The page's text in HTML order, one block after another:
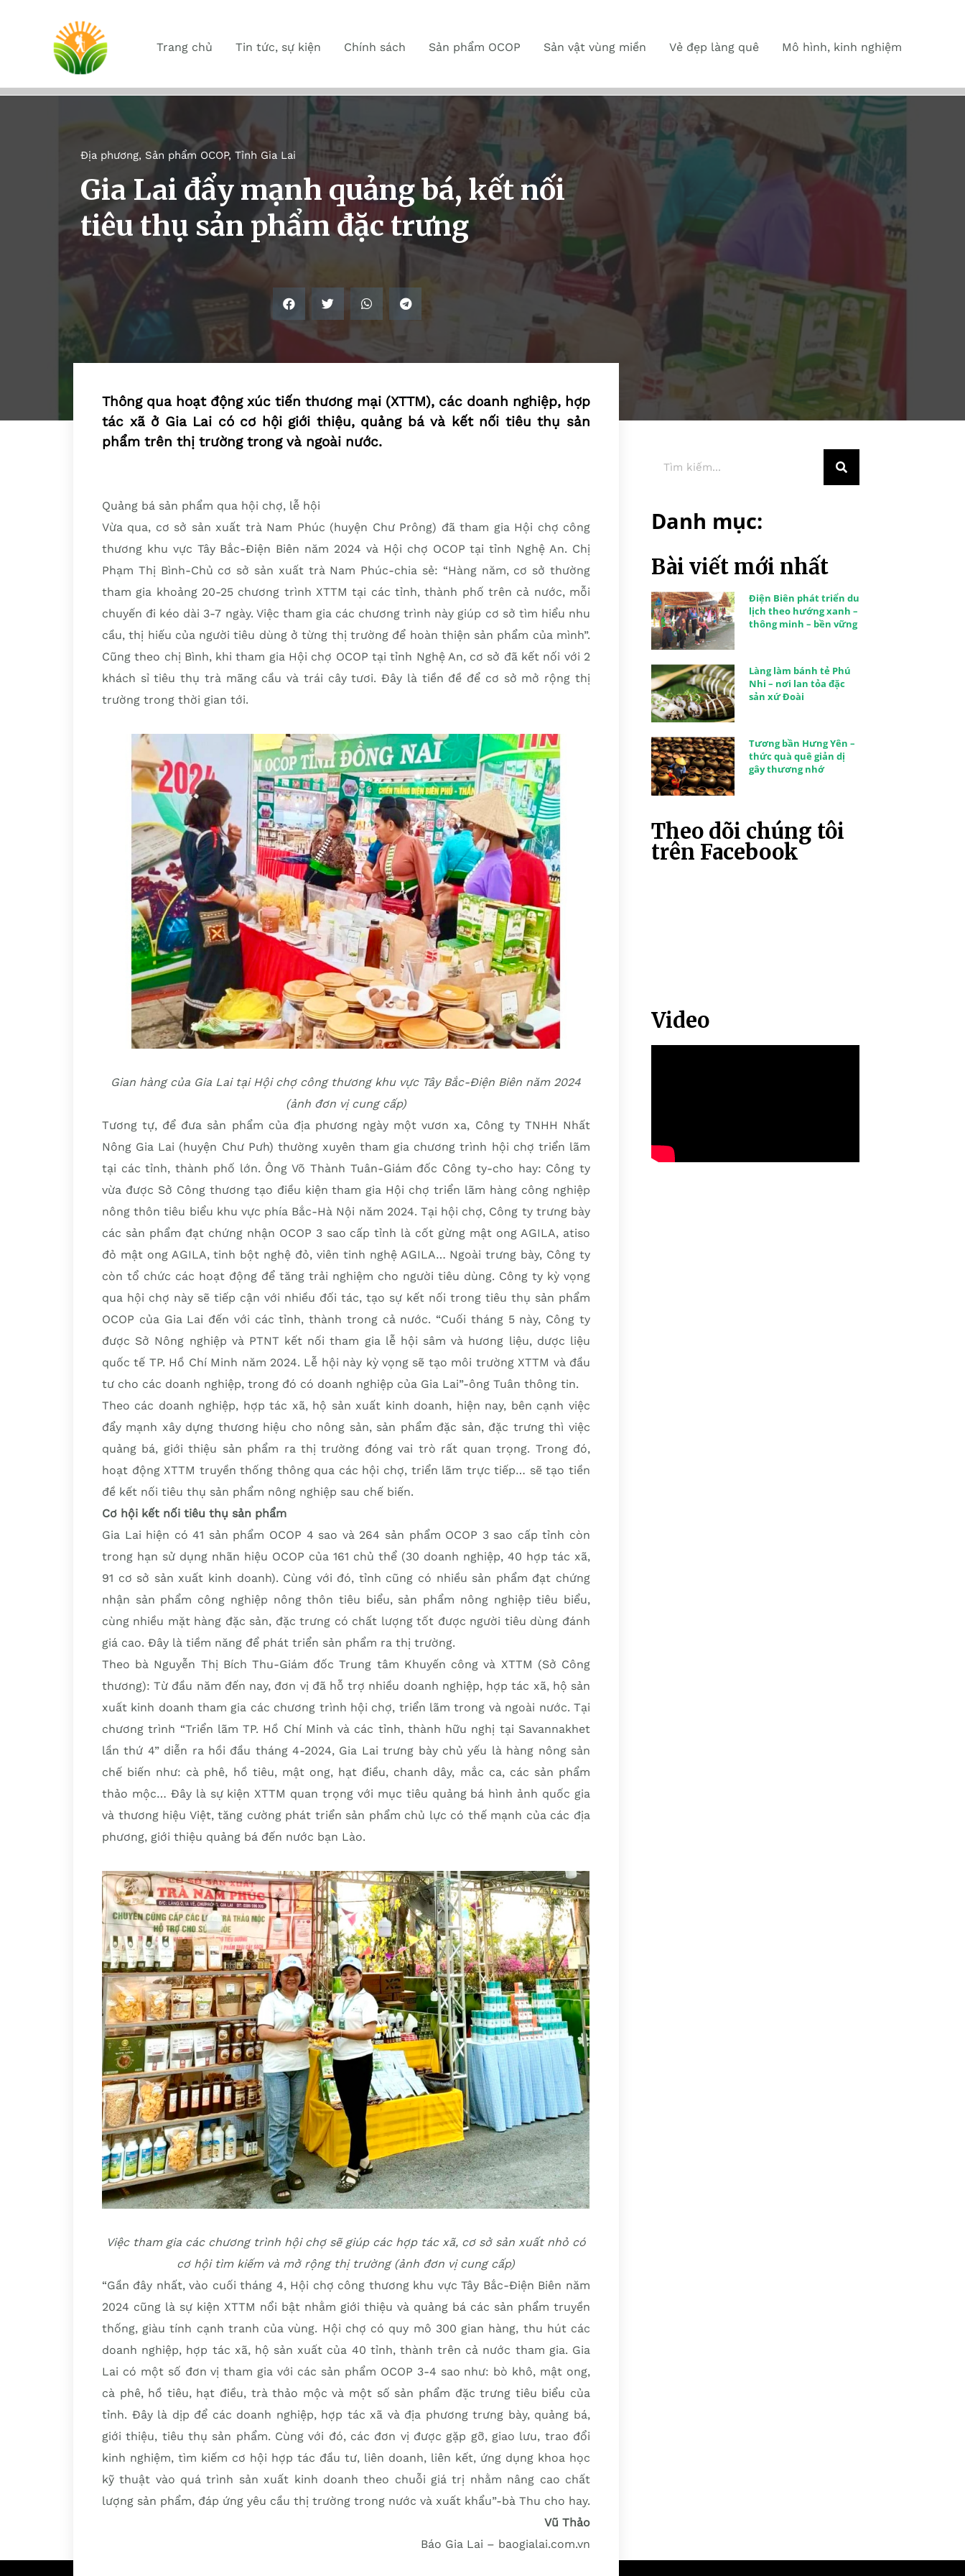
Trang chủ Tin tức, sự kiện Chính sách Sản phẩm OCOP Sản vật vùng miền Vẻ đẹp làng quê Mô hình, kinh nghiệm
Địa phương, Sản phẩm OCOP, Tỉnh Gia Lai
Gia Lai đẩy mạnh quảng bá, kết nối
tiêu thụ sản phẩm đặc trưng
Thông qua hoạt động xúc tiến thương mại (XTTM), các doanh nghiệp, hợp
tác xã ở Gia Lai có cơ hội giới thiệu, quảng bá và kết nối tiêu thụ sản
phẩm trên thị trường trong và ngoài nước.
Quảng bá sản phẩm qua hội chợ, lễ hội
Vừa qua, cơ sở sản xuất trà Nam Phúc (huyện Chư Prông) đã tham gia Hội chợ công
thương khu vực Tây Bắc-Điện Biên năm 2024 và Hội chợ OCOP tại tỉnh Nghệ An. Chị
Phạm Thị Bình-Chủ cơ sở sản xuất trà Nam Phúc-chia sẻ: “Hàng năm, cơ sở thường
tham gia khoảng 20-25 chương trình XTTM tại các tỉnh, thành phố trên cả nước, mỗi
chuyến đi kéo dài 3-7 ngày. Việc tham gia các chương trình này giúp cơ sở tìm hiểu nhu
cầu, thị hiếu của người tiêu dùng ở từng thị trường để hoàn thiện sản phẩm của mình”.
Cũng theo chị Bình, khi tham gia Hội chợ OCOP tại tỉnh Nghệ An, cơ sở đã kết nối với 2
khách sỉ tiêu thụ trà mãng cầu và trái cây tươi. Đây là tiền đề để cơ sở mở rộng thị
trường trong thời gian tới.
Gian hàng của Gia Lai tại Hội chợ công thương khu vực Tây Bắc-Điện Biên năm 2024
(ảnh đơn vị cung cấp)
Tương tự, để đưa sản phẩm của địa phương ngày một vươn xa, Công ty TNHH Nhất
Nông Gia Lai (huyện Chư Pưh) thường xuyên tham gia chương trình hội chợ triển lãm
tại các tỉnh, thành phố lớn. Ông Võ Thành Tuân-Giám đốc Công ty-cho hay: Công ty
vừa được Sở Công thương tạo điều kiện tham gia Hội chợ triển lãm hàng công nghiệp
nông thôn tiêu biểu khu vực phía Bắc-Hà Nội năm 2024. Tại hội chợ, Công ty trưng bày
các sản phẩm đạt chứng nhận OCOP 3 sao cấp tỉnh là cốt gừng mật ong AGILA, atiso
đỏ mật ong AGILA, tinh bột nghệ đỏ, viên tinh nghệ AGILA… Ngoài trưng bày, Công ty
còn tổ chức các hoạt động để tăng trải nghiệm cho người tiêu dùng. Công ty kỳ vọng
qua hội chợ này sẽ tiếp cận với nhiều đối tác, tạo sự kết nối trong tiêu thụ sản phẩm
OCOP của Gia Lai đến với các tỉnh, thành trong cả nước. “Cuối tháng 5 này, Công ty
được Sở Nông nghiệp và PTNT kết nối tham gia lễ hội sâm và hương liệu, dược liệu
quốc tế TP. Hồ Chí Minh năm 2024. Lễ hội này kỳ vọng sẽ tạo môi trường XTTM và đầu
tư cho các doanh nghiệp, trong đó có doanh nghiệp của Gia Lai”-ông Tuân thông tin.
Theo các doanh nghiệp, hợp tác xã, hộ sản xuất kinh doanh, hiện nay, bên cạnh việc
đẩy mạnh xây dựng thương hiệu cho nông sản, sản phẩm đặc sản, đặc trưng thì việc
quảng bá, giới thiệu sản phẩm ra thị trường đóng vai trò rất quan trọng. Trong đó,
hoạt động XTTM truyền thống thông qua các hội chợ, triển lãm trực tiếp… sẽ tạo tiền
đề kết nối tiêu thụ sản phẩm nông nghiệp sau chế biến.
Cơ hội kết nối tiêu thụ sản phẩm
Gia Lai hiện có 41 sản phẩm OCOP 4 sao và 264 sản phẩm OCOP 3 sao cấp tỉnh còn
trong hạn sử dụng nhãn hiệu OCOP của 161 chủ thể (30 doanh nghiệp, 40 hợp tác xã,
91 cơ sở sản xuất kinh doanh). Cùng với đó, tỉnh cũng có nhiều sản phẩm đạt chứng
nhận sản phẩm công nghiệp nông thôn tiêu biểu, sản phẩm nông nghiệp tiêu biểu,
cùng nhiều mặt hàng đặc sản, đặc trưng có chất lượng tốt được người tiêu dùng đánh
giá cao. Đây là tiềm năng để phát triển sản phẩm ra thị trường.
Theo bà Nguyễn Thị Bích Thu-Giám đốc Trung tâm Khuyến công và XTTM (Sở Công
thương): Từ đầu năm đến nay, đơn vị đã hỗ trợ nhiều doanh nghiệp, hợp tác xã, hộ sản
xuất kinh doanh tham gia các chương trình hội chợ, triển lãm trong và ngoài nước. Tại
chương trình “Triển lãm TP. Hồ Chí Minh và các tỉnh, thành hữu nghị tại Savannakhet
lần thứ 4” diễn ra hồi đầu tháng 4-2024, Gia Lai trưng bày chủ yếu là hàng nông sản
chế biến như: cà phê, hồ tiêu, mật ong, hạt điều, chanh dây, mắc ca, các sản phẩm
thảo mộc… Đây là sự kiện XTTM quan trọng với mục tiêu quảng bá hình ảnh quốc gia
và thương hiệu Việt, tăng cường phát triển sản phẩm chủ lực có thế mạnh của các địa
phương, giới thiệu quảng bá đến nước bạn Lào.
Việc tham gia các chương trình hội chợ sẽ giúp các hợp tác xã, cơ sở sản xuất nhỏ có
cơ hội tìm kiếm và mở rộng thị trường (ảnh đơn vị cung cấp)
“Gần đây nhất, vào cuối tháng 4, Hội chợ công thương khu vực Tây Bắc-Điện Biên năm
2024 cũng là sự kiện XTTM nổi bật nhằm giới thiệu và quảng bá các sản phẩm truyền
thống, giàu tính cạnh tranh của vùng. Hội chợ có quy mô 300 gian hàng, thu hút các
doanh nghiệp, hợp tác xã, hộ sản xuất của 40 tỉnh, thành trên cả nước tham gia. Gia
Lai có một số đơn vị tham gia với các sản phẩm OCOP 3-4 sao như: bò khô, mật ong,
cà phê, hồ tiêu, hạt điều, trà thảo mộc và một số sản phẩm đặc trưng tiêu biểu của
tỉnh. Đây là dịp để các doanh nghiệp, hợp tác xã và địa phương trưng bày, quảng bá,
giới thiệu, tiêu thụ sản phẩm. Cùng với đó, các đơn vị được gặp gỡ, giao lưu, trao đổi
kinh nghiệm, tìm kiếm cơ hội hợp tác đầu tư, liên doanh, liên kết, ứng dụng khoa học
kỹ thuật vào quá trình sản xuất kinh doanh theo chuỗi giá trị nhằm nâng cao chất
lượng sản phẩm, đáp ứng yêu cầu thị trường trong nước và xuất khẩu”-bà Thu cho hay.
Vũ Thảo
Báo Gia Lai – baogialai.com.vn
Danh mục:
Bài viết mới nhất
Điện Biên phát triển du
lịch theo hướng xanh –
thông minh – bền vững
Làng làm bánh tẻ Phú
Nhi – nơi lan tỏa đặc
sản xứ Đoài
Tương bần Hưng Yên –
thức quà quê giản dị
gây thương nhớ
Theo dõi chúng tôi
trên Facebook
Video